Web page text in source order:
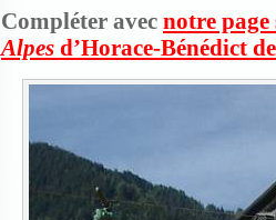
Compléter avec notre
Alpes d’Horace-Bénédict